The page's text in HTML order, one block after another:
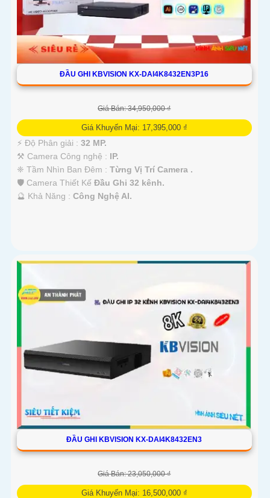
ĐẦU GHI KBVISION KX-DAI4K8432EN3P16
Giá Bán: 34,950,000 ₫
Giá Khuyến Mại: 17,395,000 ₫
️⚡ Độ Phân giải : 32 MP.
⚒ Camera Công nghệ : IP.
❈ Tầm Nhìn Ban Đêm : Từng Vị Trí Camera .
🛡 Camera Thiết Kế Đầu Ghi 32 kênh.
️🔮 Khả Năng : Công Nghệ AI.
ĐẦU GHI KBVISION KX-DAI4K8432EN3
Giá Bán: 23,050,000 ₫
Giá Khuyến Mại: 16,500,000 ₫